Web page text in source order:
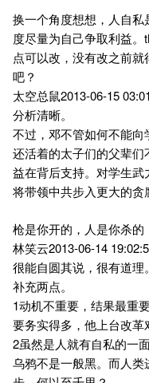
换一个角度想想，人自
度尽量为自己争取利益
点可以改，没有改之前
吧？
太空总鼠2013-06-15
分析清晰。
不过，邓不管如何不能
还活着的太子们的父辈
益在背后支持。对学生
将带领中共步入更大的贪
枪是你开的，人是你杀的
林笑云2013-06-14
很能自圆其说，很有道理。
补充两点。
1动机不重要，结果最重
要务实得多，他上台改革
2虽然是人就有自私的一
乌鸦不是一般黑。而人